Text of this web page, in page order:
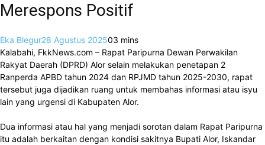
Merespons Positif
Eka Blegur28 Agustus 202503 mins
Kalabahi, FkkNews.com – Rapat Paripurna Dewan Perwakilan
Rakyat Daerah (DPRD) Alor selain melakukan penetapan 2
Ranperda APBD tahun 2024 dan RPJMD tahun 2025-2030, rapat
tersebut juga dijadikan ruang untuk membahas informasi atau isyu
lain yang urgensi di Kabupaten Alor.
Dua informasi atau hal yang menjadi sorotan dalam Rapat Paripurna
itu adalah berkaitan dengan kondisi sakitnya Bupati Alor, Iskandar